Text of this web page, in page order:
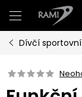
na
obsah
Dívčí